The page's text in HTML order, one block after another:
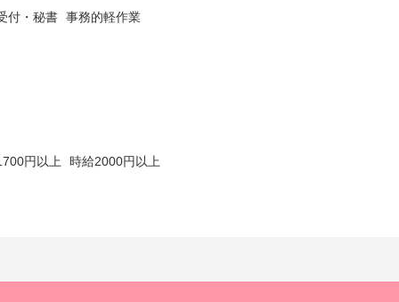
付・秘書 事務的軽作業
円以上 時給2000円以上